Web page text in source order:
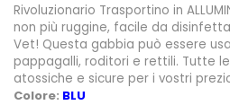
Rivoluzionario Trasportino in
non più ruggine, facile da
Vet! Questa gabbia può essere
pappagalli, roditori e rettili. Tutte
atossiche e sicure per i vostri
Colore: BLU